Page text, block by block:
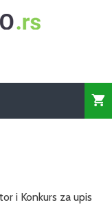
i Konkurs za upis